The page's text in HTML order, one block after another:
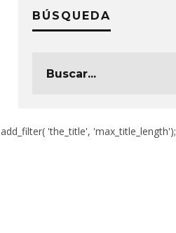
BÚSQUEDA
add_filter( 'the_title', 'max_title_length');